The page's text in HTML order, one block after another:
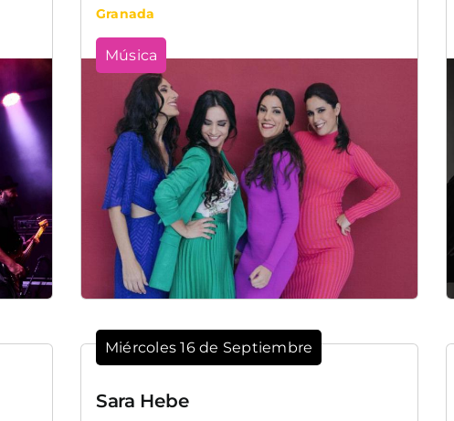
Granada
Música
Miércoles 16 de Septiembre
Sara Hebe